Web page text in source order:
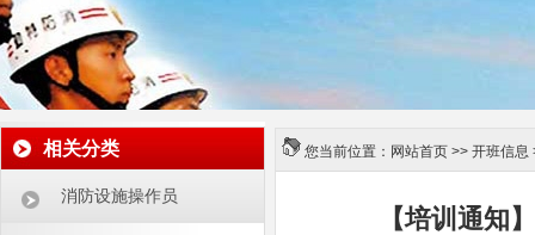
相关分类
消防设施操作员
您当前位置： 网站首页 >> 开班信息
【培训通知